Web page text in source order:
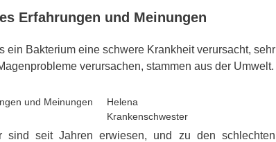
Erfahrungen und Meinungen
ein Bakterium eine schwere Krankheit verursacht, sehr
verursachen, stammen aus der Umwelt.
Helena
Krankenschwester
sind seit Jahren erwiesen, und zu den schlechten